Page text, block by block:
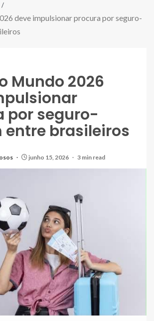
deve impulsionar procura por seguro-
Mundo 2026
por seguro-
brasileiros
junho 15, 2026 3 min read